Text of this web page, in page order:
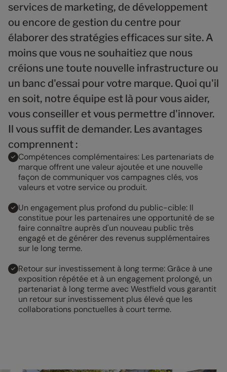
services de marketing, de développement
ou encore de gestion du centre pour
élaborer des stratégies efficaces sur site. A
moins que vous ne souhaitiez que nous
créions une toute nouvelle infrastructure ou
un banc d'essai pour votre marque. Quoi qu'il
en soit, notre équipe est là pour vous aider,
vous conseiller et vous permettre d'innover.
Il vous suffit de demander. Les avantages
comprennent :
Compétences complémentaires: Les partenariats de
marque offrent une valeur ajoutée et une nouvelle
façon de communiquer vos campagnes clés, vos
valeurs et votre service ou produit.
Un engagement plus profond du public-cible: Il
constitue pour les partenaires une opportunité de se
faire connaître auprès d'un nouveau public très
engagé et de générer des revenus supplémentaires
sur le long terme.
Retour sur investissement à long terme: Grâce à une
exposition répétée et à un engagement prolongé, un
partenariat à long terme avec Westfield vous garantit
un retour sur investissement plus élevé que les
collaborations ponctuelles à court terme.